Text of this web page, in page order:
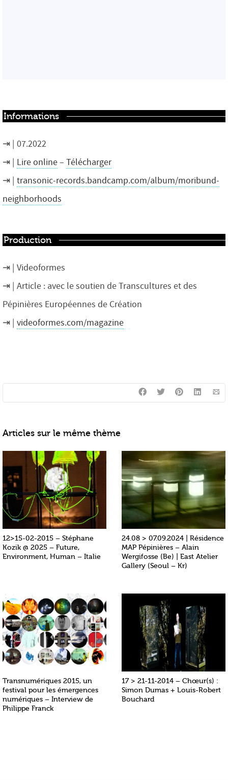
Informations
07.2022
Lire online– Télécharger
transonic-records.bandcamp.com/album/moribund-
neighborhoods
Production
Videoformes
Article : avec le soutien de Transcultures et des
Pépinières Européennes de Création
videoformes.com/magazine
Articles sur le même thème
12>15-02-2015 – Stéphane
Kozik @ 2025 – Future,
Environment, Human – Italie
24.08 > 07.09.2024 | Résidence
MAP Pépinières – Alain
Wergifosse (Be) | East Atelier
Gallery (Seoul – Kr)
Transnumériques 2015, un
festival pour les émergences
numériques – Interview de
Philippe Franck
17 > 21-11-2014 – Chœur(s) :
Simon Dumas + Louis-Robert
Bouchard